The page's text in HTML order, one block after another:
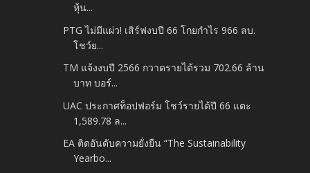
หุ้น...
PTG ไม่มีแผ่ว! เสิร์ฟงบปี 66 โกยกำไร 966 ลบ.
โชว์ย...
TM แจ้งงบปี 2566 กวาดรายได้รวม 702.66 ล้าน
บาท บอร์...
UAC ประกาศท็อปฟอร์ม โชว์รายได้ปี 66 แตะ
1,589.78 ล...
EA ติดอันดับความยั่งยืน “The Sustainability
Yearbo...